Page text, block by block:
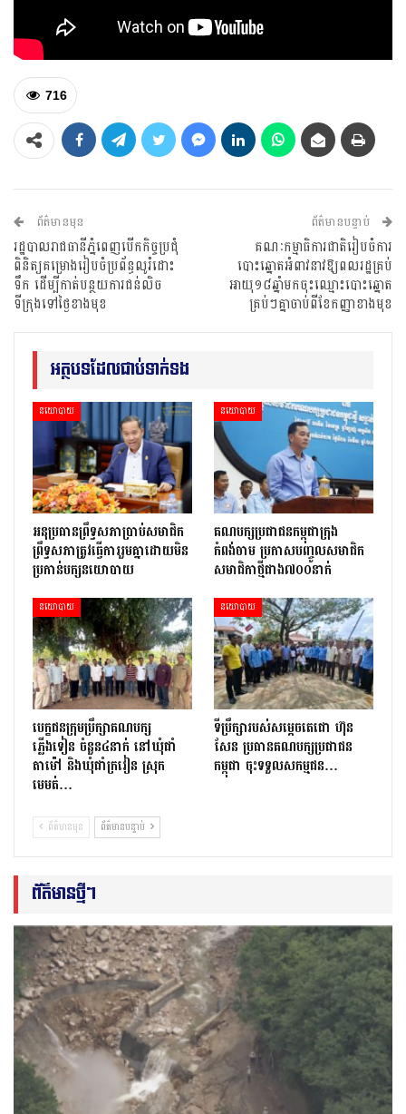
716
ព័ត៌មានមុន
រដ្ឋបាលរាជធានីភ្នំពេញបើកកិច្ចប្រជុំ
ពិនិត្យគម្រោងរៀបចំប្រព័ន្ធលូរំដោះ
ទឹក ដើម្បីកាត់បន្ថយការជន់លិច
ទីក្រុងទៅថ្ងៃខាងមុខ
ព័ត៌មានបន្ទាប់
គណៈកម្មាធិការជាតិរៀបចំការ
បោះឆ្នោតអំពាវនាវឱ្យពលរដ្ឋគ្រប់
អាយុ១៨ឆ្នាំមកចុះឈ្មោះបោះឆ្នោត
គ្រប់ៗគ្នាចាប់ពីខែកញ្ញាខាងមុខ
អត្ថបទដែលជាប់ទាក់ទង
នយោបាយ
អនុប្រធានព្រឹទ្ធសភាប្រាប់សមាជិក
ព្រឹទ្ធសភាត្រូវធ្វើការរួមគ្នាដោយមិន
ប្រកាន់បក្សនយោបាយ
នយោបាយ
គណបក្សប្រជាជនកម្ពុជាក្រុង
កំពង់ចាម ប្រកាសបញ្ចូលសមាជិក
សមាជិកាថ្មីជាង៧០០នាក់
នយោបាយ
បេក្ខជនក្រុមប្រឹក្សាគណបក្ស
ភ្លើងទៀន ចំនួន៤នាក់ នៅឃុំជាំ
តាម៉ៅ និងឃុំជាំក្រវៀន ស្រុក
មេមត់…
នយោបាយ
ទីប្រឹក្សារបស់សម្ដេចតេជោ ហ៊ុន
សែន ប្រធានគណបក្សប្រជាជន
កម្ពុជា ចុះទទួលសកម្មជន…
ព័ត៌មានមុន ព័ត៌មានបន្ទាប់
ព័ត៌មានថ្មីៗ